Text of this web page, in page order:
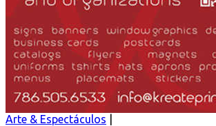
Arte & Espectáculos